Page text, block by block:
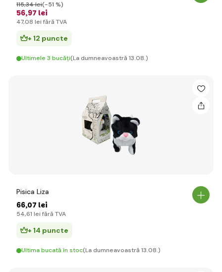
56,97 lei
115,34 lei(-51 %)
47,08 lei fără TVA
+ 12 puncte
Ultimele 3 bucăți(La dumneavoastră 13.08.)
Pisica Liza
66,07 lei
54,61 lei fără TVA
+ 14 puncte
Ultima bucată în stoc(La dumneavoastră 13.08.)